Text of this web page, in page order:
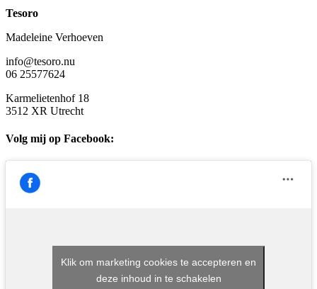
Tesoro
Madeleine Verhoeven
info@tesoro.nu
06 25577624
Karmelietenhof 18
3512 XR Utrecht
Volg mij op Facebook:
Klik om marketing cookies te accepteren en
deze inhoud in te schakelen